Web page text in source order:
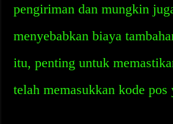
pengiriman dan mungkin
menyebabkan biaya
itu, penting untuk
telah memasukkan kode pos